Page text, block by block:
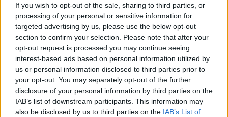
If you wish to opt-out of the sale, sharing to third parties, or
processing of your personal or sensitive information for
targeted advertising by us, please use the below opt-out
section to confirm your selection. Please note that after your
opt-out request is processed you may continue seeing
interest-based ads based on personal information utilized by
us or personal information disclosed to third parties prior to
your opt-out. You may separately opt-out of the further
disclosure of your personal information by third parties on the
IAB’s list of downstream participants. This information may
also be disclosed by us to third parties on the IAB’s List of
ΔΟΚΙΜΑΣΤΕ ΤΟ